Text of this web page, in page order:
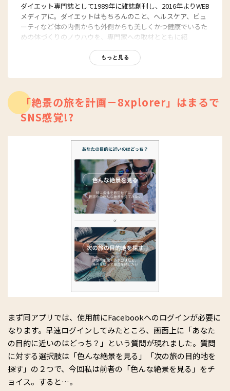
ダイエット専門誌として1989年に雑誌創刊し、2016年よりWEB
メディアに。ダイエットはもちろんのこと、ヘルスケア、ビュ
ーティなど体の内側からも外側からも美しくかつ健康でいるた
めの体づくりのノウハウを、専門家への取材とともに紹
もに、編集部員も自らさまざまなヘルシーネタを日々お試し
もっと見る
「絶景の旅を計画－8xplorer」はまるで
SNS感覚!?
まず同アプリでは、使用前にFacebookへのログインが必要に
なります。早速ログインしてみたところ、画面上に「あなた
の目的に近いのはどっち？」という質問が現れました。質問
に対する選択肢は「色んな絶景を見る」「次の旅の目的地を
探す」の２つで、今回私は前者の「色んな絶景を見る」をチ
ョイス。すると…。